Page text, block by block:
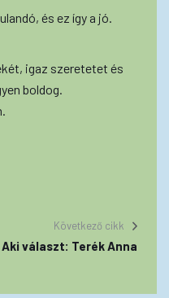
és ez így a jó.
igaz szeretetet és
boldog.
Következő cikk
Aki választ: Terék Anna